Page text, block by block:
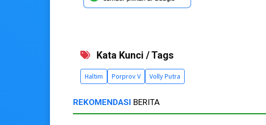
Kata Kunci / Tags
Haltim Porprov V Volly Putra
REKOMENDASI BERITA